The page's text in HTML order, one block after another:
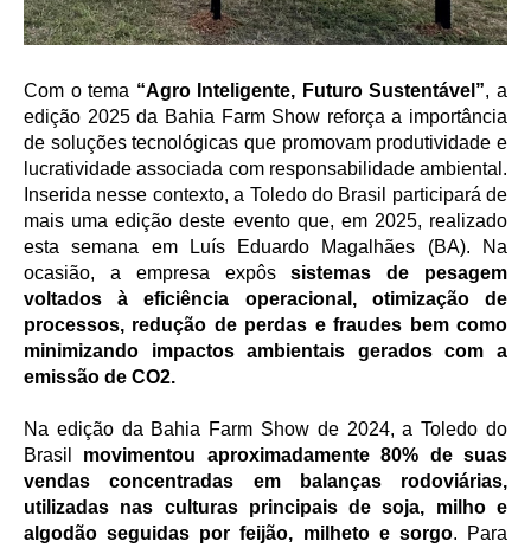
Com o tema “Agro Inteligente, Futuro Sustentável”, a
edição 2025 da Bahia Farm Show reforça a importância
de soluções tecnológicas que promovam produtividade e
lucratividade associada com responsabilidade ambiental.
Inserida nesse contexto, a Toledo do Brasil participará de
mais uma edição deste evento que, em 2025, realizado
esta semana em Luís Eduardo Magalhães (BA). Na
ocasião, a empresa expôssistemas de pesagem
voltados à eficiência operacional, otimização de
processos, redução de perdas e fraudes bem como
minimizando impactos ambientais gerados com a
emissão de CO2.
Na edição da Bahia Farm Show de 2024, a Toledo do
Brasil
movimentou aproximadamente 80% de suas
vendas concentradas em balanças rodoviárias,
utilizadas nas culturas principais de soja, milho e
algodão seguidas por feijão, milheto e sorgo. Para